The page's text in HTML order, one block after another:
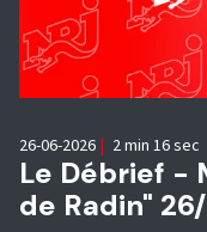
Le Débrief -
de Radin"
26-06-2026 | 2 min 16 sec